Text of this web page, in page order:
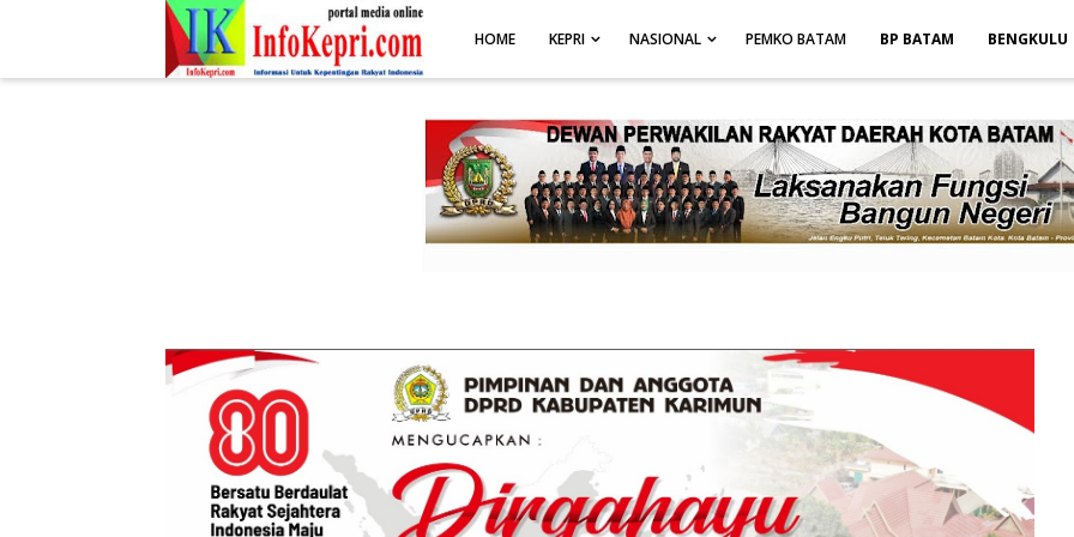
.post-body img { display: block; margin: 0 auto; max-width: 100%; height: auto; }
HOME KEPRI NASIONAL PEMKO BATAM BP BATAM BENGKULU